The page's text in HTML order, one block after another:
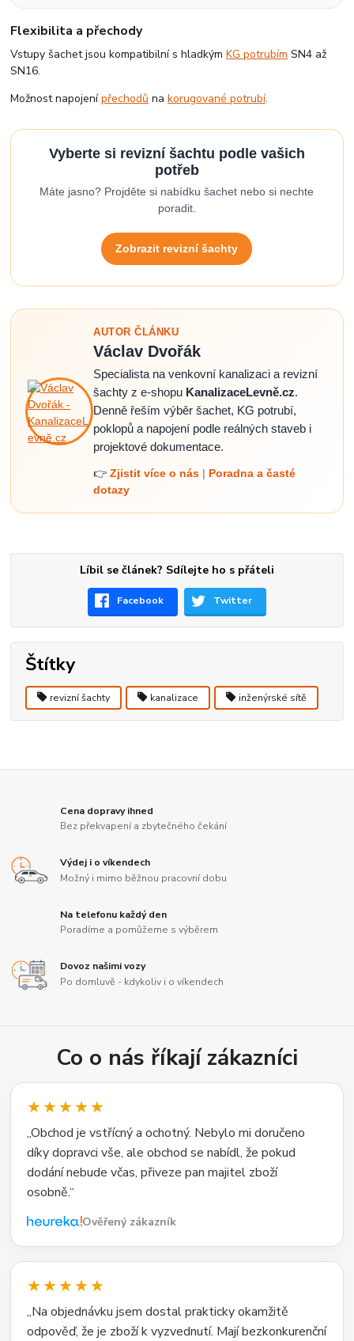
Flexibilita a přechody
Vstupy šachet jsou kompatibilní s hladkýmKG potrubím SN4 až
SN16.
Možnost napojenípřechodů nakorugované potrubí.
Vyberte si revizní šachtu podle vašich
potřeb
Máte jasno? Projděte si nabídku šachet nebo si nechte
poradit.
Zobrazit revizní šachty
AUTOR ČLÁNKU
Václav Dvořák
Specialista na venkovní kanalizaci a revizní
šachty z e-shopu KanalizaceLevně.cz.
Denně řeším výběr šachet, KG potrubí,
poklopů a napojení podle reálných staveb i
projektové dokumentace.
👉Zjistit více o nás | Poradna a časté
dotazy
Líbil se článek? Sdílejte ho s přáteli
Facebook Twitter
Štítky
revizní šachty kanalizace inženýrské sítě
Cena dopravy ihned
Bez překvapení a zbytečného čekání
Výdej i o víkendech
Možný i mimo běžnou pracovní dobu
Na telefonu každý den
Poradíme a pomůžeme s výběrem
Dovoz našimi vozy
Po domluvě - kdykoliv i o víkendech
Co o nás říkají zákazníci
★★★★★
„Obchod je vstřícný a ochotný. Nebylo mi doručeno
díky dopravci vše, ale obchod se nabídl, že pokud
dodání nebude včas, přiveze pan majitel zboží
osobně.“
Ověřený zákazník
★★★★★
„Na objednávku jsem dostal prakticky okamžitě
odpověď, že je zboží k vyzvednutí. Mají bezkonkurenční